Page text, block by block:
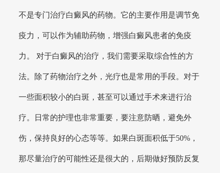
不是专门治疗白癜风的药物。它的主要作用是调节免
疫力，可以作为辅助药物，增强白癜风患者的免疫
力。 对于白癜风的治疗，我们需要采取综合性的方
法。除了药物治疗之外，光疗也是常用的手段。对于
一些面积较小的白斑，甚至可以通过手术来进行治
疗。日常的护理也非常重要，要注意防晒，避免外
伤，保持良好的心态等等。如果白斑面积低于50%，
那尽量治疗的可能性还是很大的，后期做好预防反复